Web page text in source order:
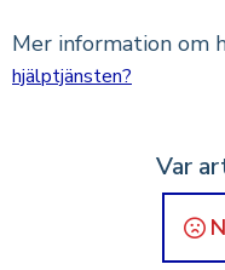
Mer information om
hjälptjänsten?
Var